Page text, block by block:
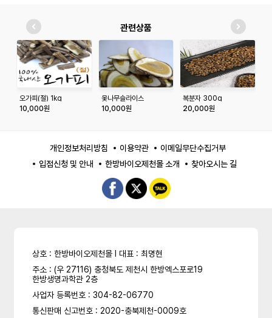
관련상품
오가피(절) 1kg
10,000원
옻나무슬라이스
300g*3개,대량구매가
10,000원
복분자 300g
20,000원
개인정보처리방침 이용약관
이메일무단수집거부
입점신청 및 안내
한방바이오제천몰 소개 찾아오시는 길
상호 : 한방바이오제천몰 l 대표 : 최명현
주소 : (우 27116) 충청북도 제천시 한방엑스포로19
한방생명과학관 2층
사업자 등록번호 : 304-82-06770
통신판매 신고번호 : 2020-충북제천-0009호